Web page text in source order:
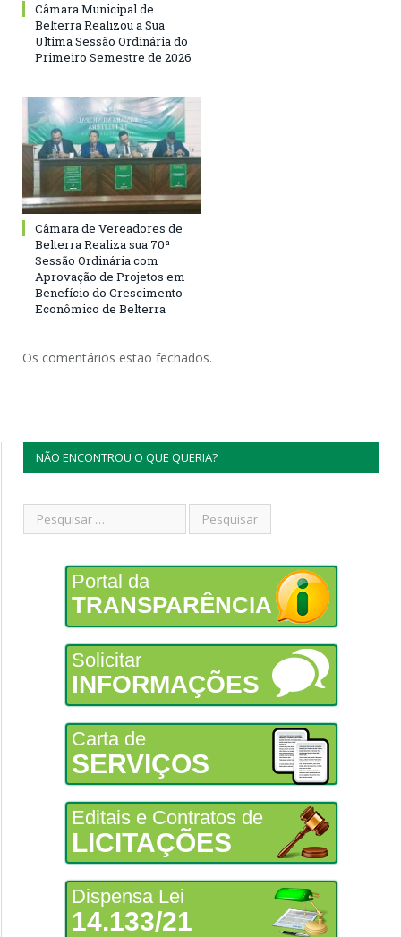
Câmara Municipal de
Belterra Realizou a Sua
Ultima Sessão Ordinária do
Primeiro Semestre de 2026
Câmara de Vereadores de
Belterra Realiza sua 70ª
Sessão Ordinária com
Aprovação de Projetos em
Benefício do Crescimento
Econômico de Belterra
Os comentários estão fechados.
NÃO ENCONTROU O QUE QUERIA?
Portal da
TRANSPARÊNCIA
Solicitar
INFORMAÇÕES
Carta de
SERVIÇOS
Editais e Contratos de
LICITAÇÕES
Dispensa Lei
14.133/21